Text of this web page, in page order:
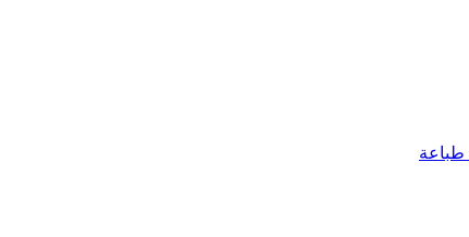
طباعة